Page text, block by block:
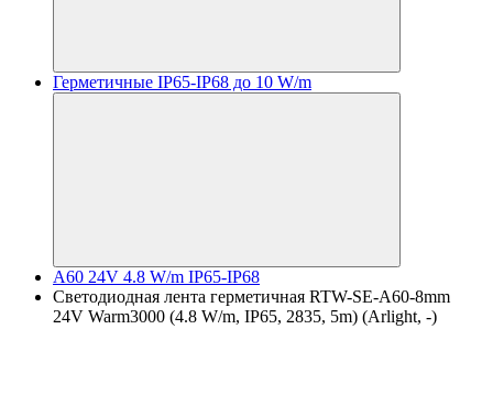
Герметичные IP65-IP68 до 10 W/m
A60 24V 4.8 W/m IP65-IP68
Светодиодная лента герметичная RTW-SE-A60-8mm
24V Warm3000 (4.8 W/m, IP65, 2835, 5m) (Arlight, -)